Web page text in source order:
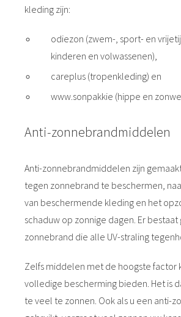
kleding zijn:
odiezon (zwem-, sport- en
kinderen en volwassenen),
careplus (tropenkleding) en
www.sonpakkie (hippe en
Anti-zonnebrandmiddelen
Anti-zonnebrandmiddelen zijn
tegen zonnebrand te beschermen,
van beschermende kleding en het
schaduw op zonnige dagen. Er
zonnebrand die alle UV-straling
Zelfs middelen met de hoogste factor
volledige bescherming bieden. Het is
te veel te zonnen. Ook als u een anti-